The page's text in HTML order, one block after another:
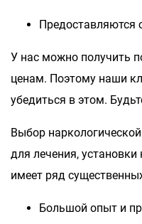
Предоставляются
У нас можно получить
ценам. Поэтому наши
убедиться в этом.
Выбор
для лечения,
имеет ряд
Большой опыт и